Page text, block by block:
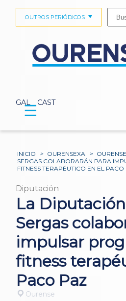
GAL CAST
OUTROS PERIÓDICOS
☰
INICIO > OURENSEXA > OURENSE
SERGAS COLABORARÁN PARA
FITNESS TERAPÉUTICO EN EL PACO
Diputación
La
Sergas
impulsar
fitness
Paco Paz
Ourense